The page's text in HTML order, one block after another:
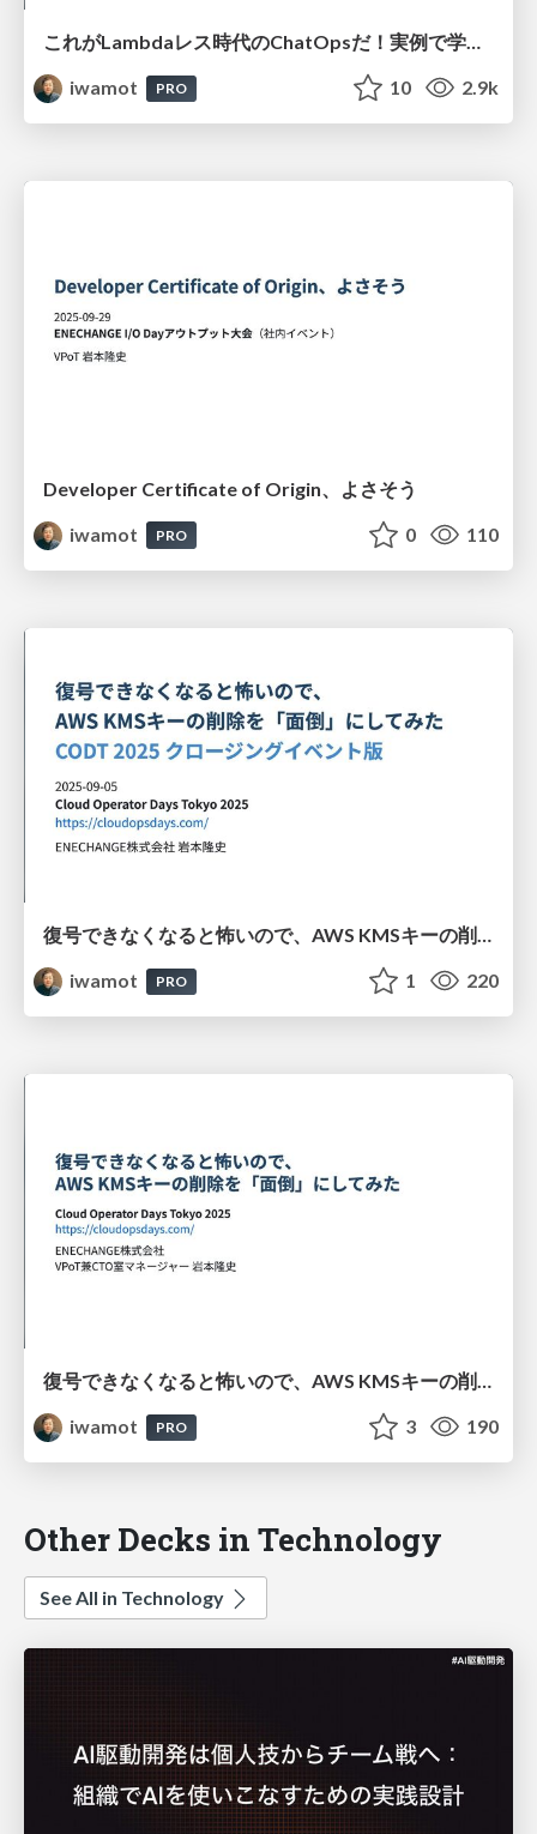
これがLambdaレス時代のChatOpsだ！実例で学ぶAmazon Q Developerカスタムアクション活用法
iwamot
PRO 10 2.9k
Developer Certificate of Origin、よさそう
iwamot
PRO 0 110
復号できなくなると怖いので、AWS KMSキーの削除を「面倒」にしてみた CODT 2025 クロージングイベント版
iwamot
PRO 1 220
復号できなくなると怖いので、AWS KMSキーの削除を「面倒」にしてみた
iwamot
PRO 3 190
Other Decks in Technology
See All in Technology